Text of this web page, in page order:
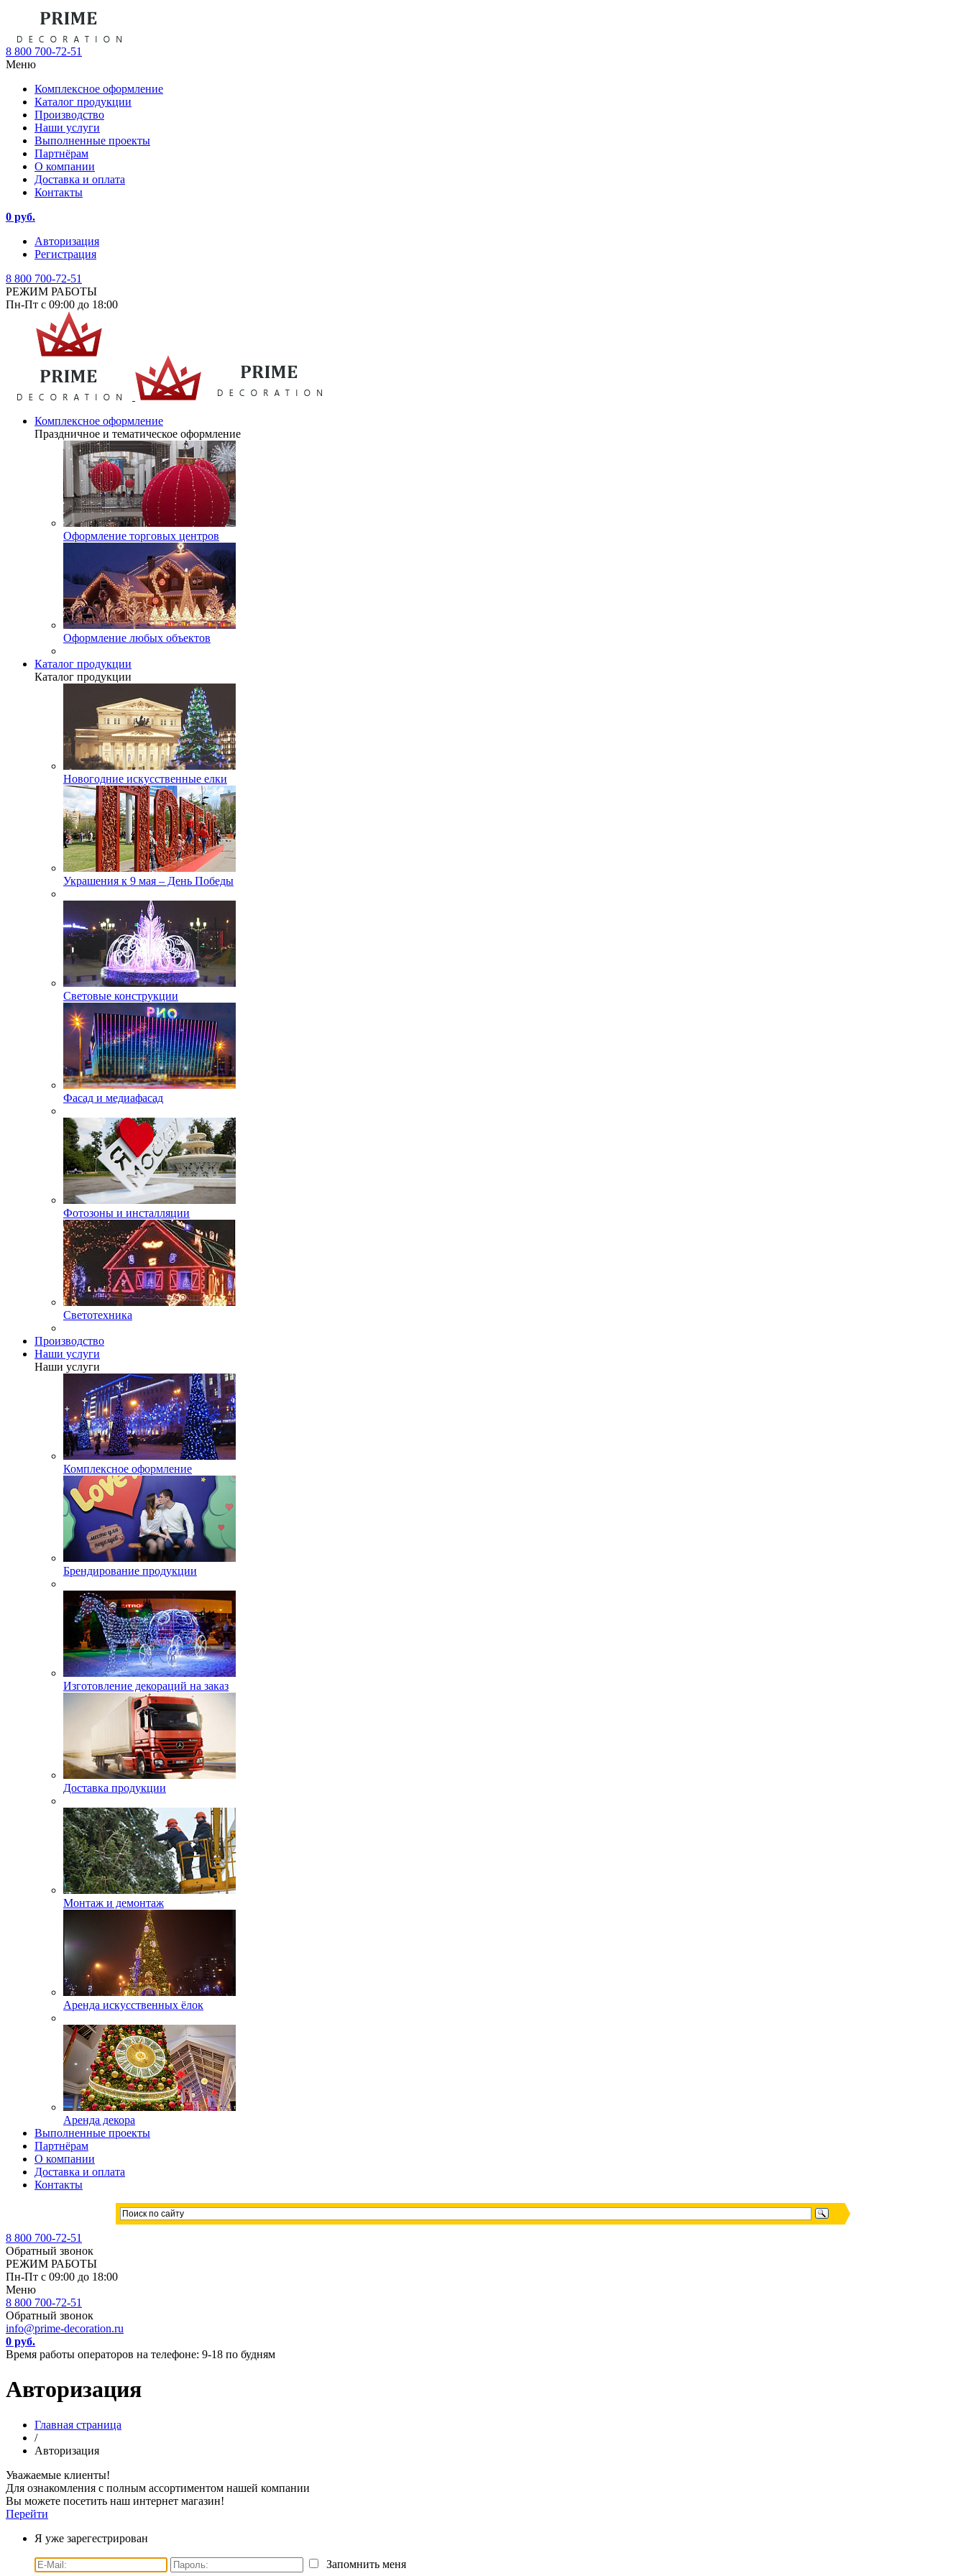
8 800 700-72-51
Меню
Комплексное оформление
Каталог продукции
Производство
Наши услуги
Выполненные проекты
Партнёрам
О компании
Доставка и оплата
Контакты
0 руб.
Авторизация
Регистрация
8 800 700-72-51
РЕЖИМ РАБОТЫ
Пн-Пт с 09:00 до 18:00
Комплексное оформление
Праздничное и тематическое оформление
Оформление торговых центров
Оформление любых объектов
Каталог продукции
Каталог продукции
Новогодние искусственные елки
Украшения к 9 мая – День Победы
Световые конструкции
Фасад и медиафасад
Фотозоны и инсталляции
Светотехника
Производство
Наши услуги
Наши услуги
Комплексное оформление
Брендирование продукции
Изготовление декораций на заказ
Доставка продукции
Монтаж и демонтаж
Аренда искусственных ёлок
Аренда декора
Выполненные проекты
Партнёрам
О компании
Доставка и оплата
Контакты
8 800 700-72-51
Обратный звонок
РЕЖИМ РАБОТЫ
Пн-Пт с 09:00 до 18:00
Меню
8 800 700-72-51
Обратный звонок
info@prime-decoration.ru
0 руб.
Время работы операторов на телефоне: 9-18 по будням
Авторизация
Главная страница
/
Авторизация
Уважаемые клиенты!
Для ознакомления с полным ассортиментом нашей компании
Вы можете посетить наш интернет магазин!
Перейти
Я уже зарегестрирован
Запомнить меня